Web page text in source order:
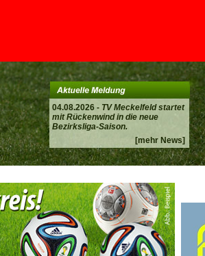
04.08.2026 - TV Meckelfeld startet
mit Rückenwind in die neue
Bezirksliga-Saison.
[mehr News]